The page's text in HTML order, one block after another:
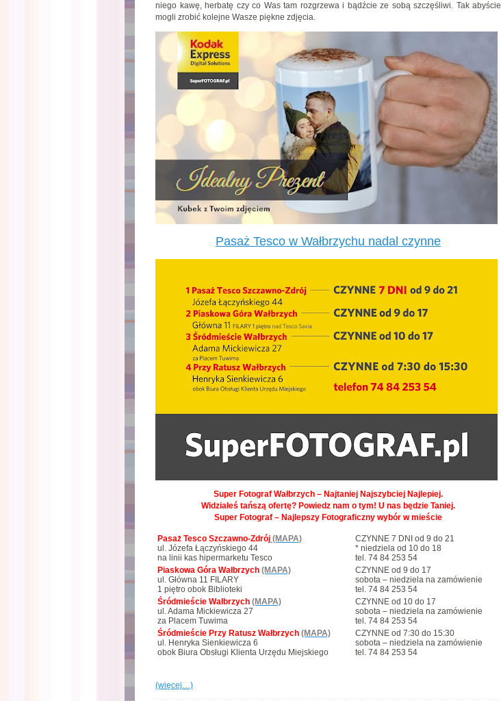
niego kawę, herbatę czy co Was tam rozgrzewa i bądźcie ze sobą szczęśliwi. Tak abyście
mogli zrobić kolejne Wasze piękne zdjęcia.
Pasaż Tesco w Wałbrzychu nadal czynne
Super Fotograf Wałbrzych – Najtaniej Najszybciej Najlepiej.
Widziałeś tańszą ofertę? Powiedz nam o tym! U nas będzie Taniej.
Super Fotograf – Najlepszy Fotograficzny wybór w mieście
Pasaż Tesco Szczawno-Zdrój (MAPA)
ul. Józefa Łączyńskiego 44
na linii kas hipermarketu Tesco
CZYNNE 7 DNI od 9 do 21
* niedziela od 10 do 18
tel. 74 84 253 54
Piaskowa Góra Wałbrzych (MAPA)
ul. Główna 11 FILARY
1 piętro obok Biblioteki
CZYNNE od 9 do 17
sobota – niedziela na zamówienie
tel. 74 84 253 54
Śródmieście Wałbrzych (MAPA)
ul. Adama Mickiewicza 27
za Placem Tuwima
CZYNNE od 10 do 17
sobota – niedziela na zamówienie
tel. 74 84 253 54
Śródmieście Przy Ratusz Wałbrzych (MAPA)
ul. Henryka Sienkiewicza 6
obok Biura Obsługi Klienta Urzędu Miejskiego
CZYNNE od 7:30 do 15:30
sobota – niedziela na zamówienie
tel. 74 84 253 54
(więcej…)